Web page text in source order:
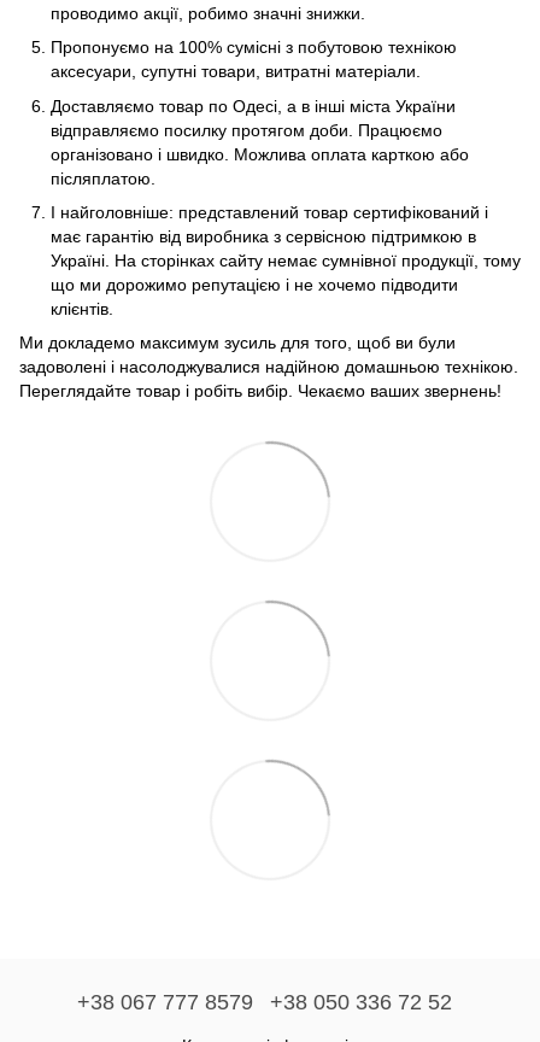
проводимо акції, робимо значні знижки.
Пропонуємо на 100% сумісні з побутовою технікою
аксесуари, супутні товари, витратні матеріали.
Доставляємо товар по Одесі, а в інші міста України
відправляємо посилку протягом доби. Працюємо
організовано і швидко. Можлива оплата карткою або
післяплатою.
І найголовніше: представлений товар сертифікований і
має гарантію від виробника з сервісною підтримкою в
Україні. На сторінках сайту немає сумнівної продукції, тому
що ми дорожимо репутацією і не хочемо підводити
клієнтів.
Ми докладемо максимум зусиль для того, щоб ви були
задоволені і насолоджувалися надійною домашньою технікою.
Переглядайте товар і робіть вибір. Чекаємо ваших звернень!
+38 067 777 8579 +38 050 336 72 52